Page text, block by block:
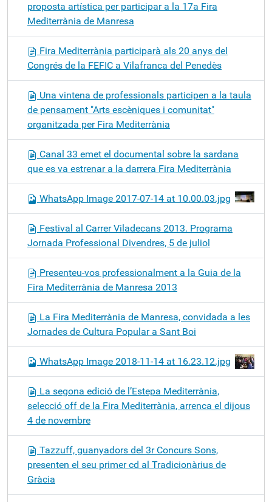
proposta artística per participar a la 17a Fira
Mediterrània de Manresa
Fira Mediterrània participarà als 20 anys del
Congrés de la FEFIC a Vilafranca del Penedès
Una vintena de professionals participen a la taula
de pensament "Arts escèniques i comunitat"
organitzada per Fira Mediterrània
Canal 33 emet el documental sobre la sardana
que es va estrenar a la darrera Fira Mediterrània
WhatsApp Image 2017-07-14 at 10.00.03.jpg
Festival al Carrer Viladecans 2013. Programa
Jornada Professional Divendres, 5 de juliol
Presenteu-vos professionalment a la Guia de la
Fira Mediterrània de Manresa 2013
La Fira Mediterrània de Manresa, convidada a les
Jornades de Cultura Popular a Sant Boi
WhatsApp Image 2018-11-14 at 16.23.12.jpg
La segona edició de l’Estepa Mediterrània,
selecció off de la Fira Mediterrània, arrenca el dijous
4 de novembre
Tazzuff, guanyadors del 3r Concurs Sons,
presenten el seu primer cd al Tradicionàrius de
Gràcia